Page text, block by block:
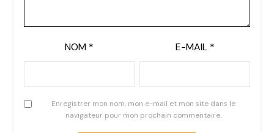
NOM * E-MAIL *
Enregistrer mon nom, mon e-mail et mon site dans le
navigateur pour mon prochain commentaire.